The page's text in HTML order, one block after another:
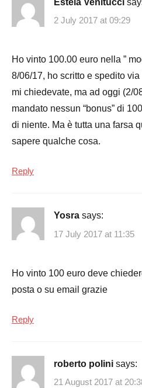
2 July 2017 at 09:29
Ho vinto 100.00 euro nella ”
8/06/17, ho scritto e spedito
mi chiedevate, ma ad oggi (2/
mandato nessun “bonus” di
di niente. Ma è tutta una farsa
sapere qualche cosa.
Reply
Yosra says:
17 July 2017 at 11:35
Ho vinto 100 euro deve
posta o su email grazie
Reply
roberto polini says:
21 August 2017 at